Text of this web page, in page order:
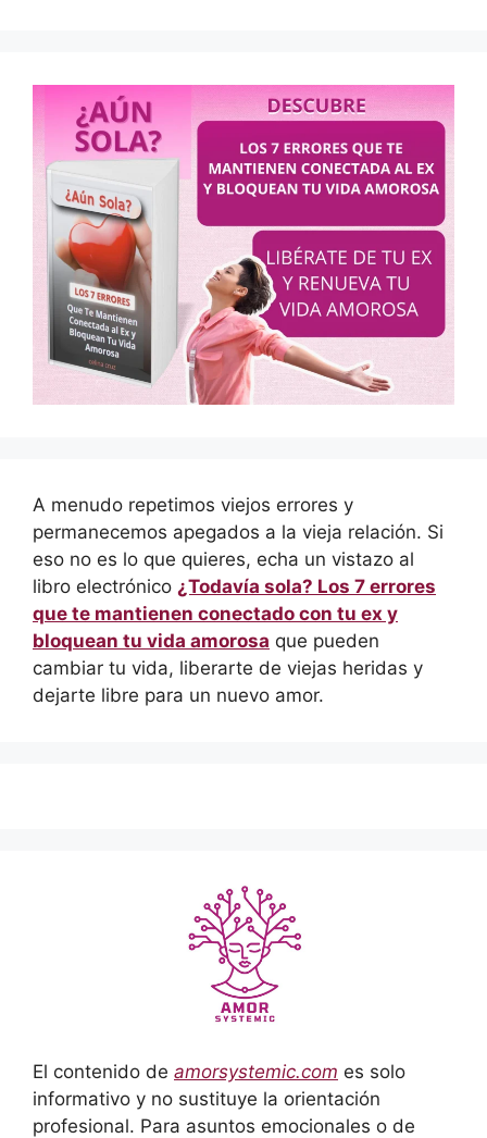
A menudo repetimos viejos errores y
permanecemos apegados a la vieja relación. Si
eso no es lo que quieres, echa un vistazo al
libro electrónico ¿Todavía sola? Los 7 errores
que te mantienen conectado con tu ex y
bloquean tu vida amorosa que pueden
cambiar tu vida, liberarte de viejas heridas y
dejarte libre para un nuevo amor.
El contenido de amorsystemic.com es solo
informativo y no sustituye la orientación
profesional. Para asuntos emocionales o de